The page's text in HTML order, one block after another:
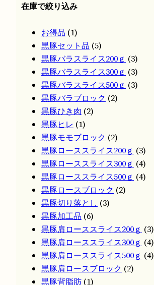
在庫で絞り込み
お得品 11
個
の
商
品
黒豚セット品 55
個
の
商
品
黒豚バラスライス200ｇ 33
個
の
黒豚バラスライス300ｇ 33
個
黒豚バラスライス500ｇ 33
黒豚バラブロック 22
商
品
黒豚ひき肉 22
の
商
品
黒豚ヒレ 11
個
の
商
品
黒豚モモブロック 22
個
の
商
品
黒豚ローススライス200ｇ 33
個
の
黒豚ローススライス300ｇ 44
個
黒豚ローススライス500ｇ 44
品
黒豚ロースブロック 22
商
品
黒豚切り落とし 33
の
商
品
黒豚加工品 66
個
の
商
品
黒豚肩ローススライス200ｇ 33
個
の
黒豚肩ローススライス300ｇ 44
個
黒豚肩ローススライス500ｇ 44
黒豚肩ロースブロック 22
黒豚背脂肪 11